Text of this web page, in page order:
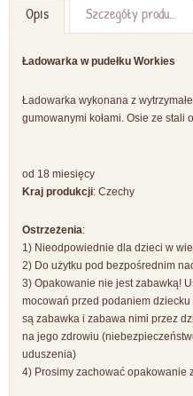
Opis Szczegóły produktu
Ładowarka w pudełku Workies
Ładowarka wykonana z
gumowanymi kołami. Osie ze stali
od 18 miesięcy
Kraj produkcji: Czechy
Ostrzeżenia:
1) Nieodpowiednie dla dzieci w
2) Do użytku pod bezpośrednim
3) Opakowanie nie jest zabawką!
mocowań przed podaniem
są zabawka i zabawa nimi przez
na jego zdrowiu
uduszenia)
4) Prosimy zachować opakowanie